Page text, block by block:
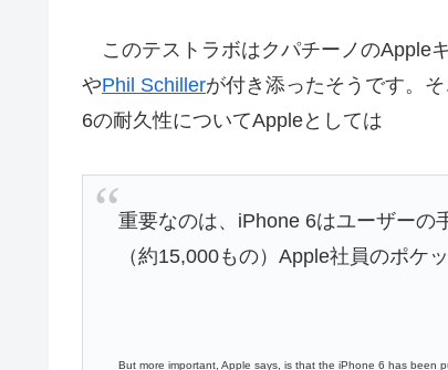
このテストラボはクパチーノのApple
やPhil Schillerが付き添ったそうです。
6の耐久性についてAppleとしては
重要なのは、iPhone 6はユーザーの
（約15,000もの）Apple社員のポケ
But more important, Apple says, is that the iPhone 6 has been